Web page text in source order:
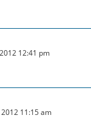
12:41 pm
11:15 am